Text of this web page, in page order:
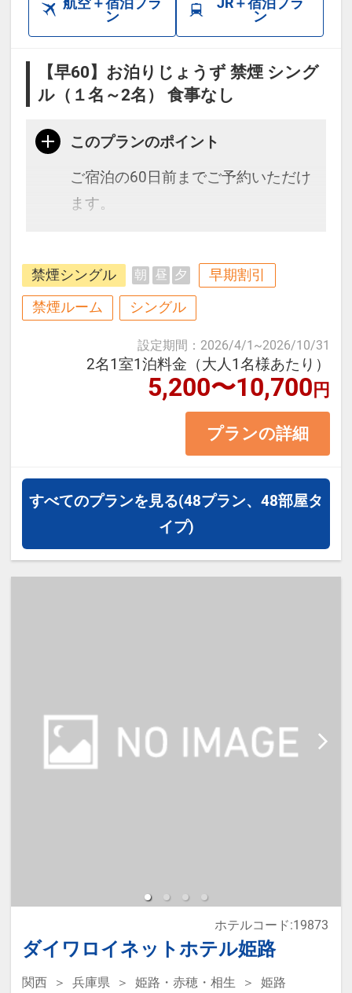
ン
ン
【早60】お泊りじょうず 禁煙 シング
ル（１名～2名） 食事なし
このプランのポイント
ご宿泊の60日前までご予約いただけ
ます。
ル 19.6平米 バス・トイレ付
・1ベッドです。2名様で1室をご予
利用となります。
【宿泊施設における[こども・添い
※添寝幼児（0～12歳/小学生以下）
の施設使用料：無料
※添寝のお子様がいる場合、「施設
へのメッセージ」に人数と年齢を必
禁煙シングル 朝 昼 夕 早期割引
禁煙ルーム シングル
設定期間 ： 2026/4/1 ~2026/10/31
2名1室1泊料金（大人1名様あたり）
5,200〜10,700円
プランの詳細
すべてのプランを見る(48プラン、48部屋タ
イプ)
ダイワロイネットホテル姫路
ホテルコード:19873
関西 兵庫県 姫路・赤穂・相生
姫路